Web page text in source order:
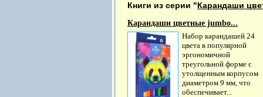
Книги из серии "Карандаши
Карандаши цветные jumbo...
Набор карандашей 24
цвета в популярной
эргономичной
треугольной форме с
утолщенным корпусом
диаметром 9 мм, что
обеспечивает...